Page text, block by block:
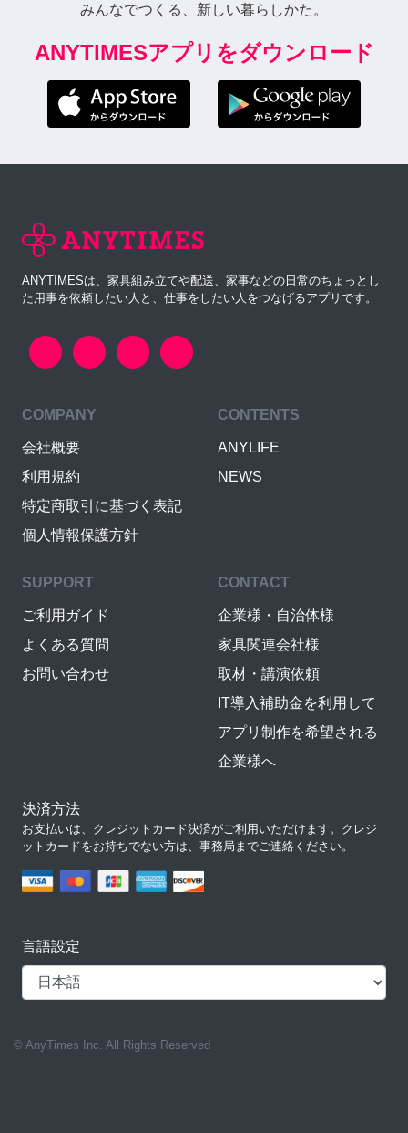
みんなでつくる、新しい暮らしかた。
ANYTIMESアプリをダウンロード
ANYTIMESは、家具組み立てや配送、家事などの日常のちょっとし
た用事を依頼したい人と、仕事をしたい人をつなげるアプリです。
COMPANY
会社概要
利用規約
特定商取引に基づく表記
個人情報保護方針
CONTENTS
ANYLIFE
NEWS
SUPPORT
ご利用ガイド
よくある質問
お問い合わせ
CONTACT
企業様・自治体様
家具関連会社様
取材・講演依頼
IT導入補助金を利用して
アプリ制作を希望される
企業様へ
決済方法
お支払いは、クレジットカード決済がご利用いただけます。クレジ
ットカードをお持ちでない方は、事務局までご連絡ください。
言語設定
© AnyTimes Inc. All Rights Reserved